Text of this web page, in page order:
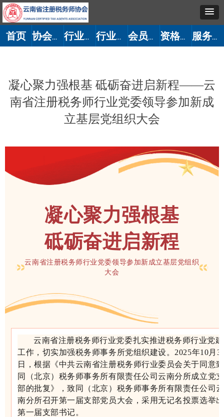
首页 协会概况 行业党建 行业动态 会员管理 资格考试 服务大厅
凝心聚力强根基 砥砺奋进启新程——云
南省注册税务师行业党委领导参加新成
立基层党组织大会
凝心聚力强根基
砥砺奋进启新程
云南省注册税务师行业党委领导参加新成立基层党组织
大会
云南省注册税务师行业党委扎实推进税务师行业党建
工作 ，切实加强税务师事务所党组织建设。 2025年10月
日
，根据《中共云南省注册税务师行业委员会关于同意致
同（北京）税务师事务所有限责任公司云南分所成立党支
部的批复》，致同（北京）税务师事务所有限责任公司云
南分所召开第一届支部党员大会，采用无记名投票选举出
第一届支部书记。